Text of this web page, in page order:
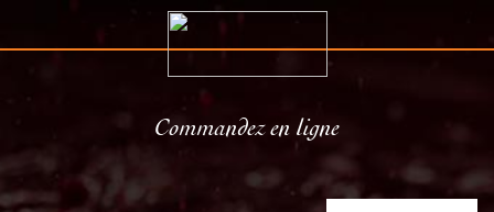
Histoire
Distributeurs
Actualités
Commandez en ligne